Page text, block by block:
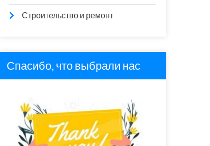
Строительство и ремонт
Спасибо, что выбрали нас